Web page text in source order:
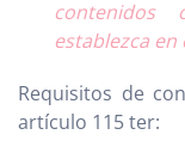
contenidos
establezca
Requisitos de
artículo 115 ter: